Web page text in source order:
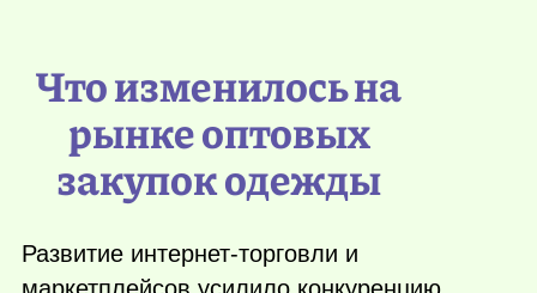
Что изменилось на
рынке оптовых
закупок одежды
Развитие интернет-торговли и